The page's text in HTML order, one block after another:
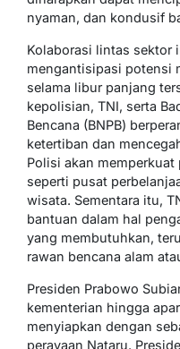
nyaman, dan kondusif
Kolaborasi lintas sektor
mengantisipasi potensi
selama libur panjang
kepolisian, TNI, serta
Bencana (BNPB)
ketertiban dan
Polisi akan
seperti pusat
wisata. Sementara itu,
bantuan dalam hal
yang membutuhkan,
rawan bencana alam
Presiden Prabowo
kementerian hingga
menyiapkan dengan
perayaan Nataru.